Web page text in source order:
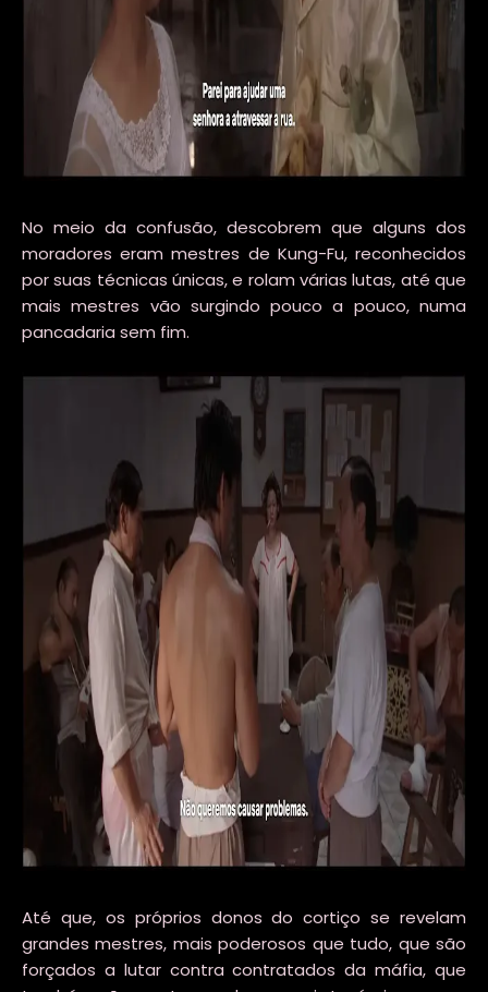
No meio da confusão, descobrem que alguns dos
moradores eram mestres de Kung-Fu, reconhecidos
por suas técnicas únicas, e rolam várias lutas, até que
mais mestres vão surgindo pouco a pouco, numa
pancadaria sem fim.
Até que, os próprios donos do cortiço se revelam
grandes mestres, mais poderosos que tudo, que são
forçados a lutar contra contratados da máfia, que